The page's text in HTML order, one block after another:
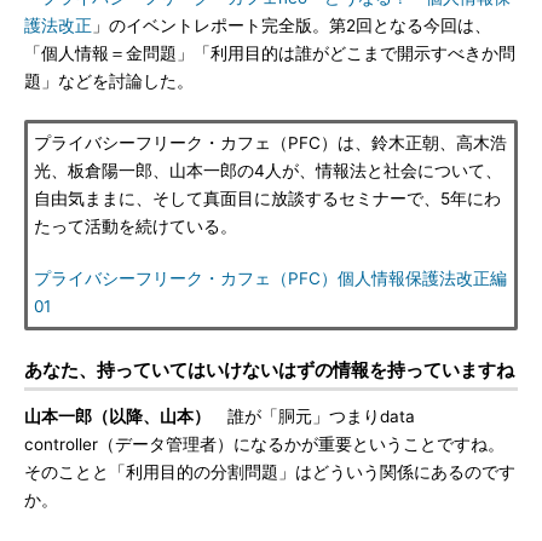
護法改正 」のイベントレポート完全版。第2回となる今回は、
「個人情報＝金問題」「利用目的は誰がどこまで開示すべきか問
題」などを討論した。
プライバシーフリーク・カフェ（PFC）は、鈴木正朝、高木浩
光、板倉陽一郎、山本一郎の4人が、情報法と社会について、
自由気ままに、そして真面目に放談するセミナーで、5年にわ
たって活動を続けている。
プライバシーフリーク・カフェ（PFC）個人情報保護法改正編
01
あなた、持っていてはいけないはずの情報を持っていますね
山本一郎（以降、山本）
誰が「胴元」つまりdata
controller（データ管理者）になるかが重要ということですね。
そのことと「利用目的の分割問題」はどういう関係にあるのです
か。